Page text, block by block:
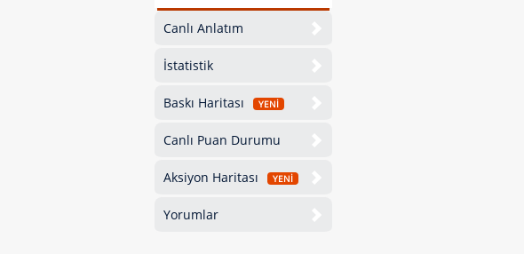
Canlı Anlatım
İstatistik
Baskı Haritası YENİ
Canlı Puan Durumu
Aksiyon Haritası YENİ
Yorumlar